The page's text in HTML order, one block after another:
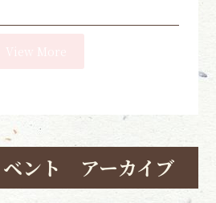
ベント アーカイブ